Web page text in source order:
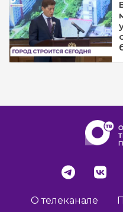
О телеканале